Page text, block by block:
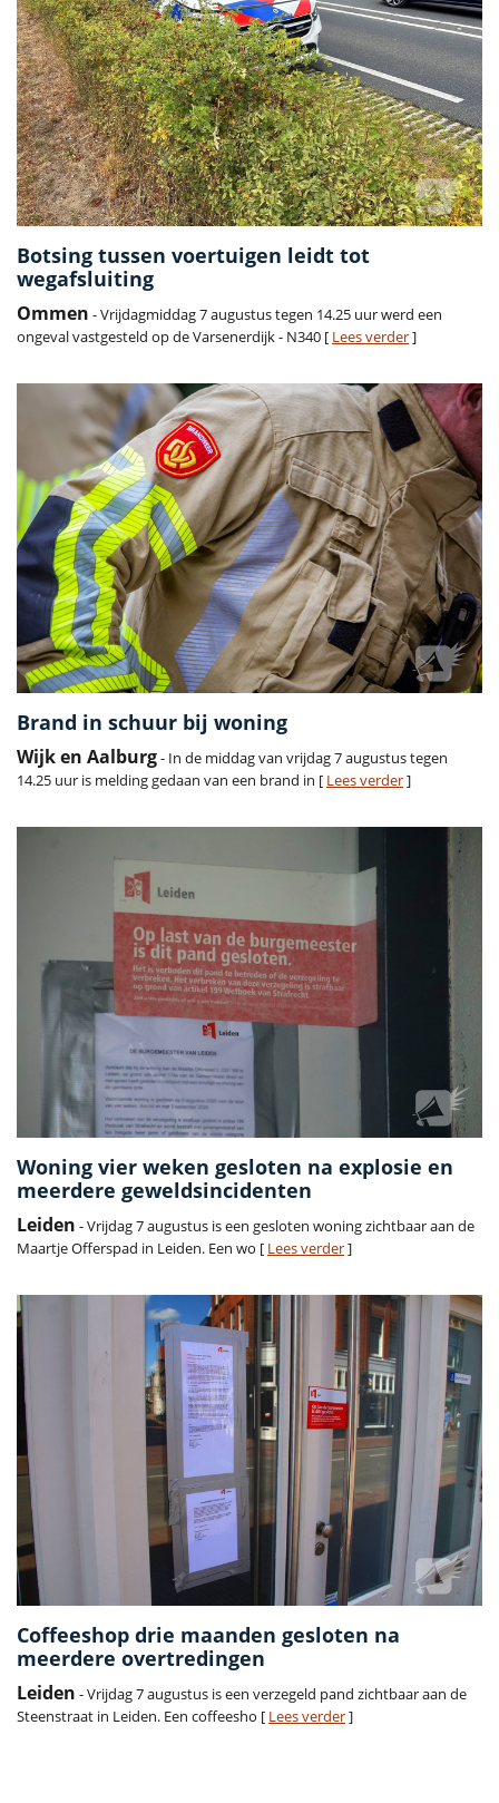
Botsing tussen voertuigen leidt tot
wegafsluiting
Ommen - Vrijdagmiddag 7 augustus tegen 14.25 uur werd een
ongeval vastgesteld op de Varsenerdijk - N340 [ Lees verder]
Brand in schuur bij woning
Wijk en Aalburg- In de middag van vrijdag 7 augustus tegen
14.25 uur is melding gedaan van een brand in [ Lees verder]
Woning vier weken gesloten na explosie en
meerdere geweldsincidenten
Leiden - Vrijdag 7 augustus is een gesloten woning zichtbaar aan de
Maartje Offerspad in Leiden. Een wo [ Lees verder]
Coffeeshop drie maanden gesloten na
meerdere overtredingen
Leiden - Vrijdag 7 augustus is een verzegeld pand zichtbaar aan de
Steenstraat in Leiden. Een coffeesho [ Lees verder]